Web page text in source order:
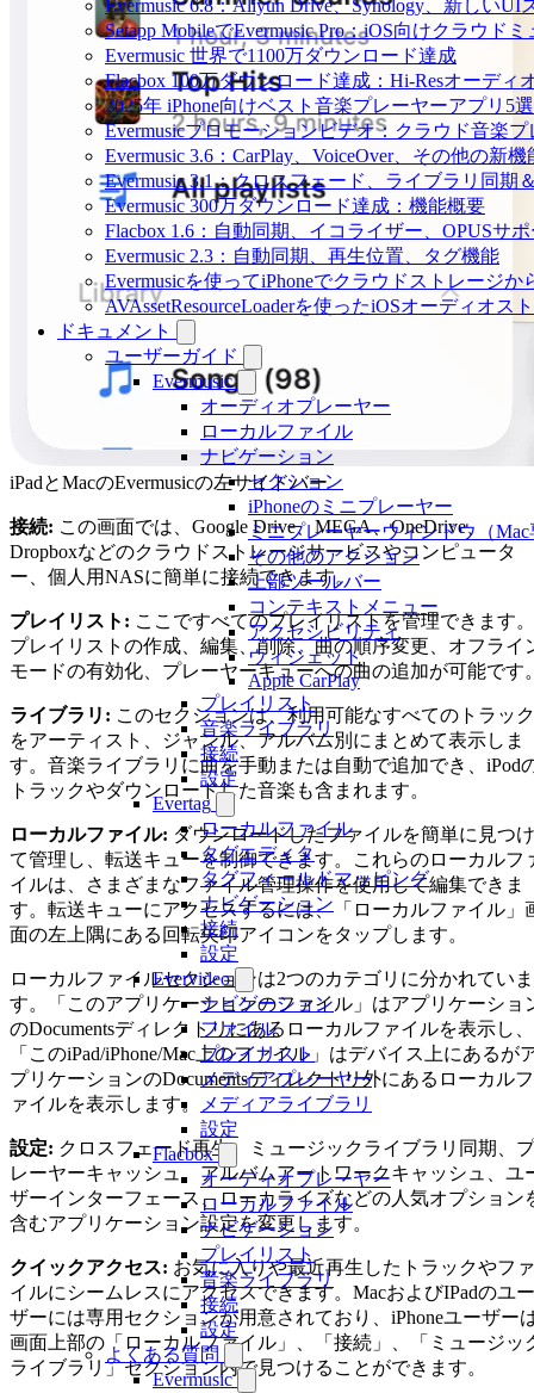
Evermusic 6.8：Aliyun Drive、Synology、新しいUI
Setapp MobileでEvermusic Pro：iOS向けクラウド
Evermusic 世界で1100万ダウンロード達成
Flacbox 100万ダウンロード達成：Hi-Resオーディ
2025年 iPhone向けベスト音楽プレーヤーアプリ5選
Evermusicプロモーションビデオ：クラウド音楽
Evermusic 3.6：CarPlay、VoiceOver、その他の新機
Evermusic 3.1：クロスフェード、ライブラリ同期
Evermusic 300万ダウンロード達成：機能概要
Flacbox 1.6：自動同期、イコライザー、OPUSサ
Evermusic 2.3：自動同期、再生位置、タグ機能
Evermusicを使ってiPhoneでクラウドストレージ
AVAssetResourceLoaderを使ったiOSオーディオス
ドキュメント
ユーザーガイド
Evermusic
オーディオプレーヤー
ローカルファイル
ナビゲーション
セクション
iPhoneのミニプレーヤー
ミニプレーヤーウィンドウ（
その他のアクション
上部ツールバー
コンテキストメニュー
アクセシビリティ
ウィジェット
Apple CarPlay
プレイリスト
音楽ライブラリ
接続
設定
Evertag
ローカルファイル
タグエディタ
タグフィールドマッピング
ナビゲーション
接続
設定
Evervideo
ナビゲーション
ファイル
プレイリスト
メディアプレーヤー
メディアライブラリ
設定
Flacbox
オーディオプレーヤー
ローカルファイル
ナビゲーション
プレイリスト
音楽ライブラリ
接続
設定
よくある質問
Evermusic
iPadとMacのEvermusicの左サイドバー
接続: この画面では、Google Drive、MEGA、OneDrive、
Dropboxなどのクラウドストレージサービスやコンピュータ
ー、個人用NASに簡単に接続できます。
プレイリスト: ここですべてのプレイリストを管理できます。
プレイリストの作成、編集、削除、曲の順序変更、オフライ
モードの有効化、プレーヤーキューへの曲の追加が可能です
ライブラリ: このセクションは、利用可能なすべてのトラック
をアーティスト、ジャンル、アルバム別にまとめて表示しま
す。音楽ライブラリに曲を手動または自動で追加でき、iPod
トラックやダウンロードした音楽も含まれます。
ローカルファイル: ダウンロードしたファイルを簡単に見つけ
て管理し、転送キューを制御できます。これらのローカルフ
イルは、さまざまなファイル管理操作を使用して編集できま
す。転送キューにアクセスするには、「ローカルファイル」
面の左上隅にある回転矢印アイコンをタップします。
ローカルファイルセクションは2つのカテゴリに分かれていま
す。「このアプリケーションのファイル」はアプリケーショ
のDocumentsディレクトリにあるローカルファイルを表示し、
「このiPad/iPhone/Mac上のファイル」はデバイス上にあるが
プリケーションのDocumentsディレクトリ外にあるローカルフ
ァイルを表示します。
設定: クロスフェード再生、ミュージックライブラリ同期、プ
レーヤーキャッシュ、アルバムアートワークキャッシュ、ユ
ザーインターフェース、ローカライズなどの人気オプション
含むアプリケーション設定を変更します。
クイックアクセス: お気に入りや最近再生したトラックやファ
イルにシームレスにアクセスできます。MacおよびIPadのユー
ザーには専用セクションが用意されており、iPhoneユーザー
画面上部の「ローカルファイル」、「接続」、「ミュージッ
ライブラリ」セクション内で見つけることができます。